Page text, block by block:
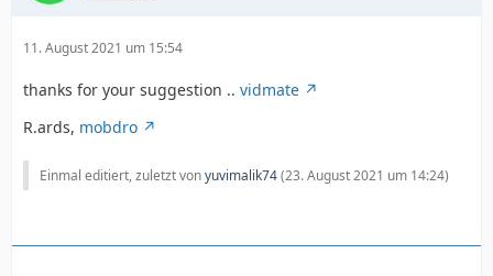
11. August 2021 um 15:54
thanks for your suggestion .. vidmate
R.ards, mobdro
Einmal editiert, zuletzt vonyuvimalik74(23. August 2021 um 14:24)